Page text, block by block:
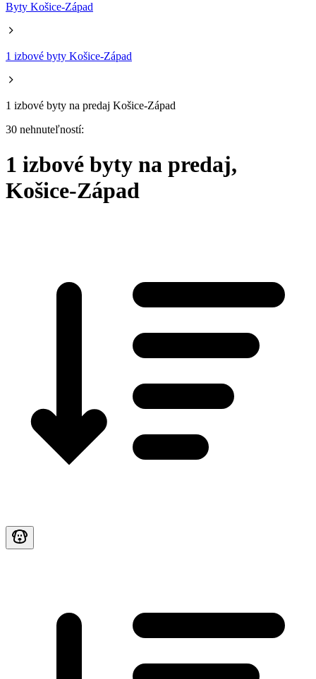
Byty Košice-Západ
1 izbové byty Košice-Západ
1 izbové byty na predaj Košice-Západ
30 nehnuteľností:
1 izbové byty na predaj,
Košice-Západ